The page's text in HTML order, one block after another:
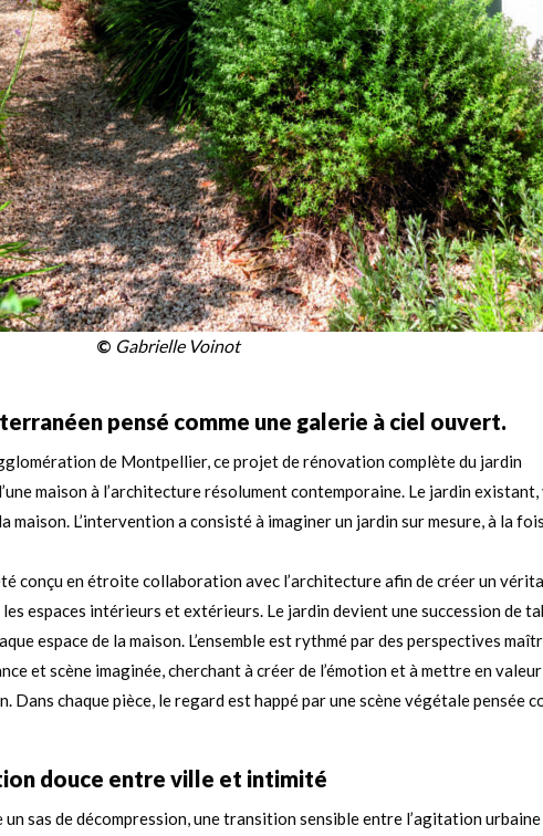
© Gabrielle Voinot
pensé comme une galerie à ciel ouvert.
de Montpellier, ce projet de rénovation complète du jardin
maison à l’architecture résolument contemporaine. Le jardin
maison. L’intervention a consisté à imaginer un jardin sur mesure, à la
conçu en étroite collaboration avec l’architecture afin de créer un
espaces intérieurs et extérieurs. Le jardin devient une succession de
espace de la maison. L’ensemble est rythmé par des perspectives
et scène imaginée, cherchant à créer de l’émotion et à mettre en valeur
Dans chaque pièce, le regard est happé par une scène végétale pensée
douce entre ville et intimité
un sas de décompression, une transition sensible entre l’agitation